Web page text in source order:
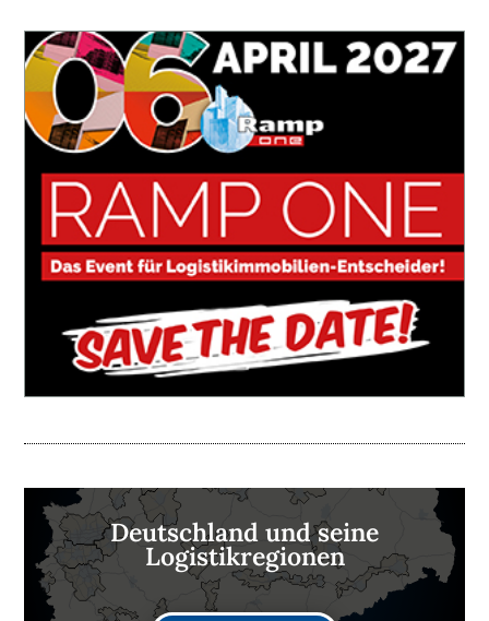
Deutschland und seine
Logistikregionen